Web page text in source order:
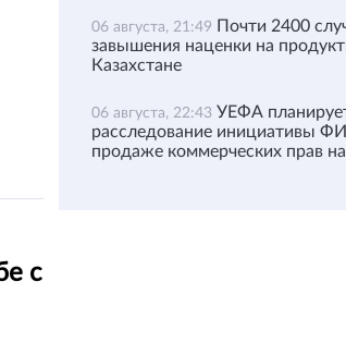
с
06 августа, 21:49 Почти 2400
завышения наценки на
Казахстане
06 августа, 22:43 УЕФА
расследование инициативы
продаже коммерческих прав